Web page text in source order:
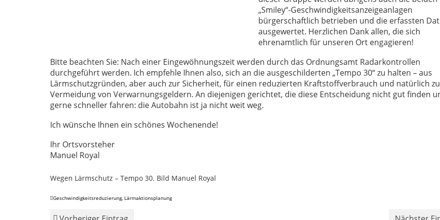
„Smiley“-Geschwindigkeitsanzeigeanlagen
bürgerschaftlich betrieben und die erfassten
ausgewertet. Herzlichen Dank allen, die sich
ehrenamtlich für unseren Ort engagieren!
Bitte beachten Sie: Nach einer Eingewöhnungszeit werden durch das Ordnungsamt Radarkontrollen
durchgeführt werden. Ich empfehle Ihnen also, sich an die ausgeschilderten „Tempo 30“ zu halten – aus
Lärmschutzgründen, aber auch zur Sicherheit, für einen reduzierten Kraftstoffverbrauch und natürlich
Vermeidung von Verwarnungsgeldern. An diejenigen gerichtet, die diese Entscheidung nicht gut finden
gerne schneller fahren: die Autobahn ist ja nicht weit weg.
Ich wünsche Ihnen ein schönes Wochenende!
Ihr Ortsvorsteher
Manuel Royal
Wegen Lärmschutz – Tempo 30. Bild Manuel Royal
Geschwindigkeitsreduzierung, Lärmaktionsplanung